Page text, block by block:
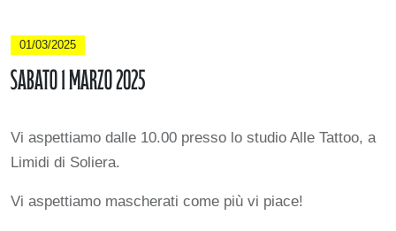
01/03/2025
Sabato 1 marzo 2025
Vi aspettiamo dalle 10.00 presso lo studio Alle Tattoo, a
Limidi di Soliera.
Vi aspettiamo mascherati come più vi piace!